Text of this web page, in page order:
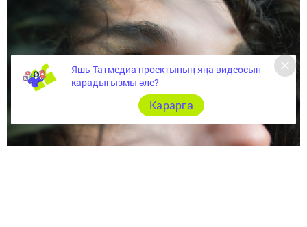
Яшь Татмедиа проектының яңа видеосын
карадыгызмы әле?
Карарга